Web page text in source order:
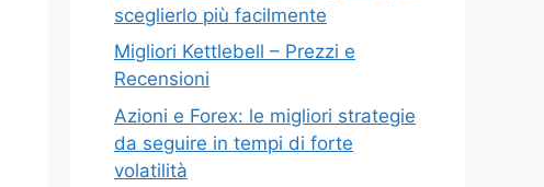
sceglierlo più facilmente
Migliori Kettlebell – Prezzi e
Recensioni
Azioni e Forex: le migliori strategie
da seguire in tempi di forte
volatilità